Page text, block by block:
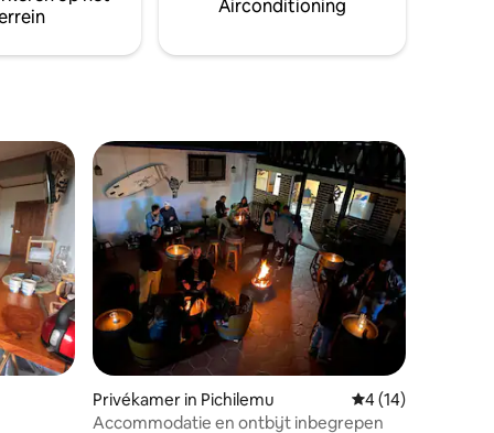
Airconditioning
Privékamer in Pichilemu Gemiddelde
4 (14)
Accommodatie en ontbijt inbegrepen